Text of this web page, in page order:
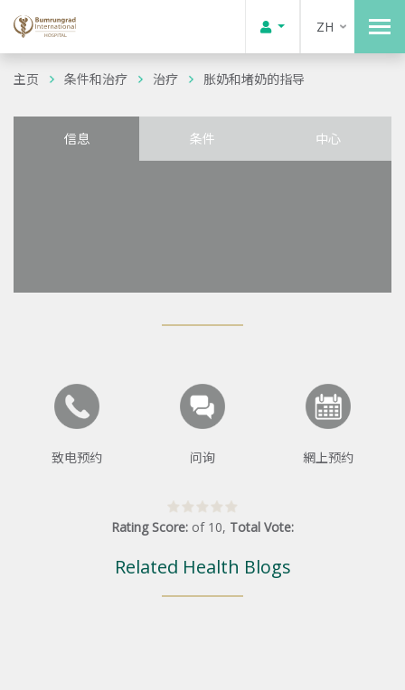
ZH
主页 条件和治疗 治疗 胀奶和堵奶的指导
信息 条件 中心
致电预约 问询 網上预约
Rating Score: of 10, Total Vote:
Related Health Blogs